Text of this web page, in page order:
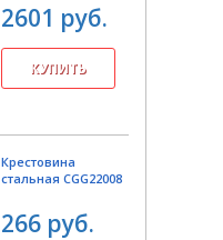
2601 руб.
Крестовина
стальная CGG22008
266 руб.